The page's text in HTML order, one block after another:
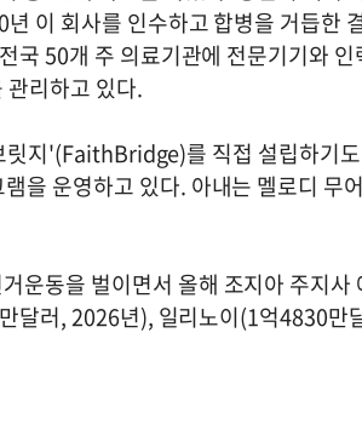
이 회사를 인수하고 합병을 거듭한
국 50개 주 의료기관에 전문기기와
리하고 있다.
릿지'(FaithBridge)를 직접 설립하기
을 운영하고 있다. 아내는 멜로디 무
운동을 벌이면서 올해 조지아 주지사
달러, 2026년), 일리노이(1억4830만